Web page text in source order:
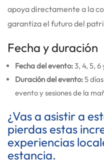
apoya directamente a la
garantiza el futuro del
Fecha y duración
Fecha del evento:3, 4, 5,
Duración del evento:5
evento y sesiones de la
¿Vas a asistir a
pierdas estas
experiencias
estancia.